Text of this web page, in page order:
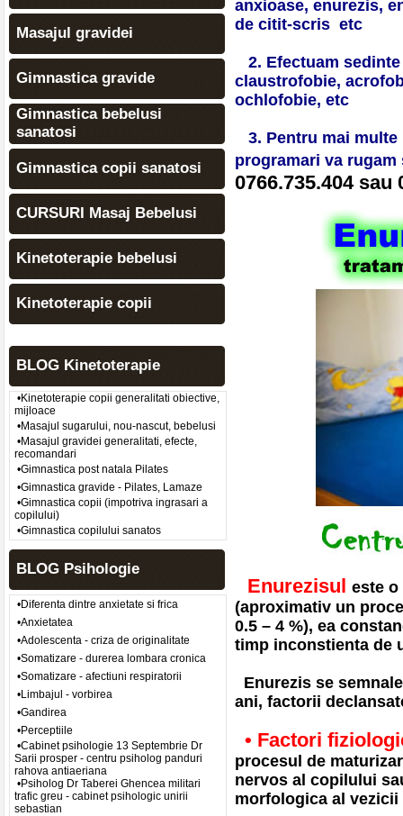
Masajul gravidei
Gimnastica gravide
Gimnastica bebelusi
sanatosi
Gimnastica copii sanatosi
CURSURI Masaj Bebelusi
Kinetoterapie bebelusi
Kinetoterapie copii
BLOG Kinetoterapie
•Kinetoterapie copii generalitati obiective,
mijloace
•Masajul sugarului, nou-nascut, bebelusi
•Masajul gravidei generalitati, efecte,
recomandari
•Gimnastica post natala Pilates
•Gimnastica gravide - Pilates, Lamaze
•Gimnastica copii (impotriva ingrasari a
copilului)
•Gimnastica copilului sanatos
BLOG Psihologie
•Diferenta dintre anxietate si frica
•Anxietatea
•Adolescenta - criza de originalitate
•Somatizare - durerea lombara cronica
•Somatizare - afectiuni respiratorii
•Limbajul - vorbirea
•Gandirea
•Perceptiile
•Cabinet psihologie 13 Septembrie Dr
Sarii prosper - centru psiholog panduri
rahova antiaeriana
•Psiholog Dr Taberei Ghencea militari
trafic greu - cabinet psihologic unirii
sebastian
anxioase, enurezis,
de citit-scris etc
2. Efectuam
claustrofobie,
ochlofobie, etc
3. Pentru mai
programari va
0766.735.404 sau
Enurezisul este
(aproximativ un
0.5 – 4 %), ea
timp inconstienta de
Enurezis se
ani, factorii
• Factori
procesul de
nervos al copilului
morfologica al vezicii